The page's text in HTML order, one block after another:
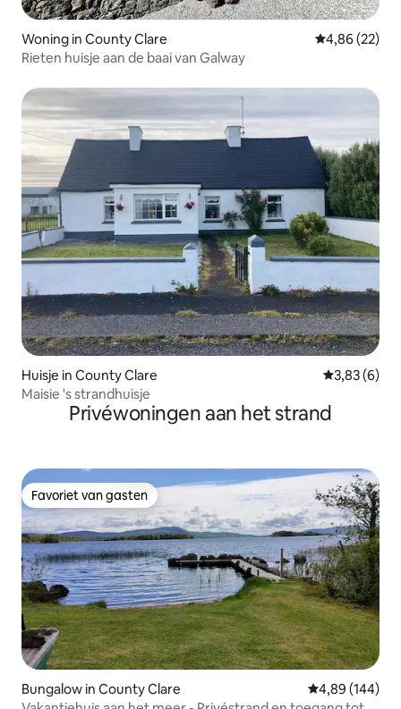
Woning in County Clare Gemiddelde
4,86 (22)
Rieten huisje aan de baai van Galway
Huisje in County Clare
3,83 (6)
Maisie 's strandhuisje
Privéwoningen aan het strand
Favoriet van gasten
Favoriet van gasten
Bungalow in County Clare Gemiddelde
4,89 (144)